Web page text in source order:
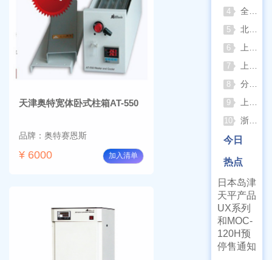
天津奥特宽体卧式柱箱AT-550
品牌：奥特赛恩斯
¥ 6000 加入清单
4 全自动凯氏定氮仪测定焦炭中氮 上海纤检助力焦化行业精准检测
5 北京六一电泳仪完整选型指南（分电泳槽 + 电源两大模块，按实验场景直接匹配）
6 上海仪电吸光光度法和荧光分析法的异同
7 上海佑科GC-7860系列网络化气相色谱仪
8 分清生物安全柜与洁净工作台 苏州安泰科普两类设备差异
9 上海申安灭菌器外排、内排与干燥功能全解析
10 浙江孚夏：打造合规可靠的实验室洁净装备
今日
热点
日本岛津
天平产品
UX系列
和MOC-
120H预
停售通知